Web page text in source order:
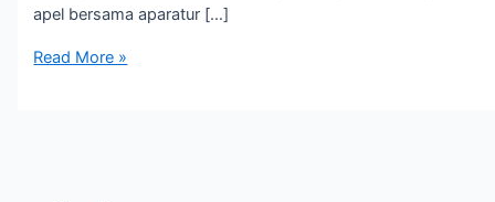
apel bersama aparatur […]
Read More »